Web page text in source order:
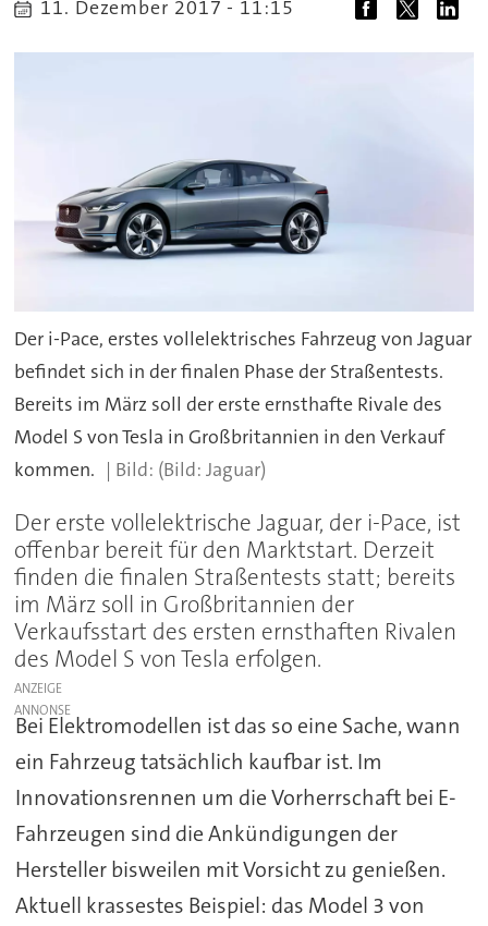
11. Dezember 2017 - 11:15
Der i-Pace, erstes vollelektrisches Fahrzeug von Jaguar
befindet sich in der finalen Phase der Straßentests.
Bereits im März soll der erste ernsthafte Rivale des
Model S von Tesla in Großbritannien in den Verkauf
kommen.
(Bild: Jaguar)
Der erste vollelektrische Jaguar, der i-Pace, ist
offenbar bereit für den Marktstart. Derzeit
finden die finalen Straßentests statt; bereits
im März soll in Großbritannien der
Verkaufsstart des ersten ernsthaften Rivalen
des Model S von Tesla erfolgen.
ANZEIGE
Bei Elektromodellen ist das so eine Sache, wann
ein Fahrzeug tatsächlich kaufbar ist. Im
Innovationsrennen um die Vorherrschaft bei E-
Fahrzeugen sind die Ankündigungen der
Hersteller bisweilen mit Vorsicht zu genießen.
Aktuell krassestes Beispiel: das Model 3 von